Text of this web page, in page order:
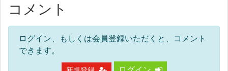
コメント
ログイン、もしくは会員登録いただくと、コメント
できます。